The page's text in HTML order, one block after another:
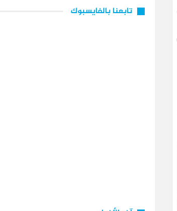
تابعنا بالفايسبوك